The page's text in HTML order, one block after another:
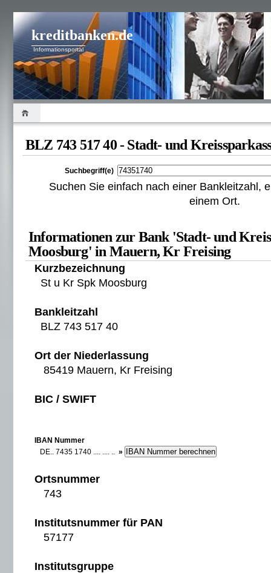
kreditbanken.de
Informationsportal
BLZ 743 517 40 - Stadt- und
Suchbegriff(e)
Suchen Sie einfach nach einer Bankleitzahl,
einem Ort.
Informationen zur Bank 'Stadt- und
Moosburg' in Mauern, Kr Freising
Kurzbezeichnung
St u Kr Spk Moosburg
Bankleitzahl
BLZ 743 517 40
Ort der Niederlassung
85419 Mauern, Kr Freising
BIC / SWIFT
IBAN Nummer
DE.. 7435 1740 .... .... .. »
Ortsnummer
743
Institutsnummer für PAN
57177
Institutsgruppe